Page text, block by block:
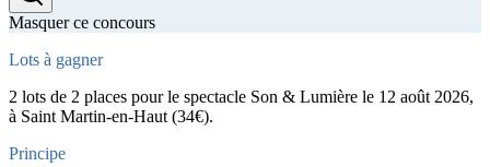
Masquer ce concours
Lots à gagner
2 lots de 2 places pour le spectacle Son & Lumière le 12 août 2026,
à Saint Martin-en-Haut (34€).
Principe